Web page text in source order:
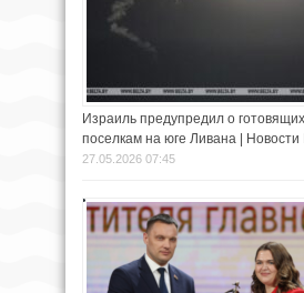
Израиль предупредил о
поселкам на юге Ливана |
27.05.2026 07:45